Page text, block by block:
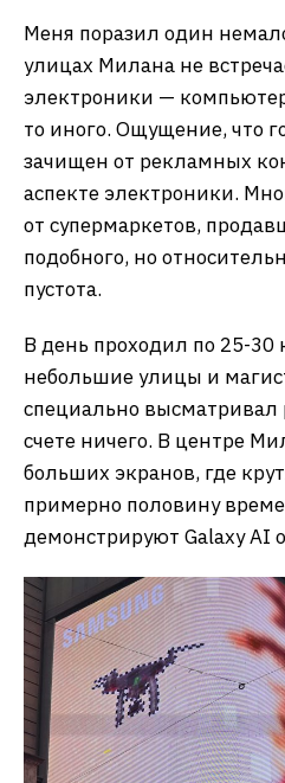
Меня поразил один
улицах Милана не
электроники —
то иного. Ощущение, что
зачищен от рекламных
аспекте электроники.
от супермаркетов,
подобного, но
пустота.
В день проходил по 25-30
небольшие улицы и
специально высматривал
счете ничего. В центре
больших экранов, где
примерно половину
демонстрируют Galaxy AI